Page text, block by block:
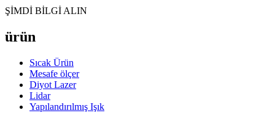
ŞİMDİ BİLGİ ALIN
ürün
Sıcak Ürün
Mesafe ölçer
Diyot Lazer
Lidar
Yapılandırılmış Işık